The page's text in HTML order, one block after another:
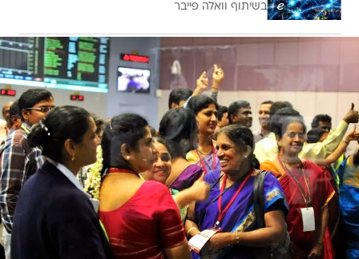
בשיתוף וואלה פייבר